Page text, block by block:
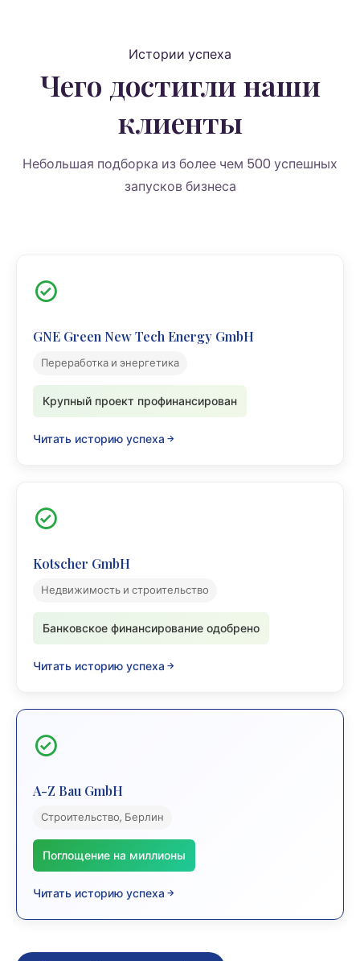
Истории успеха
Чего достигли наши
клиенты
Небольшая подборка из более чем 500 успешных
запусков бизнеса
GNE Green New Tech Energy GmbH
Переработка и энергетика
Крупный проект профинансирован
Читать историю успеха
Kotscher GmbH
Недвижимость и строительство
Банковское финансирование одобрено
Читать историю успеха
A-Z Bau GmbH
Строительство, Берлин
Поглощение на миллионы
Читать историю успеха